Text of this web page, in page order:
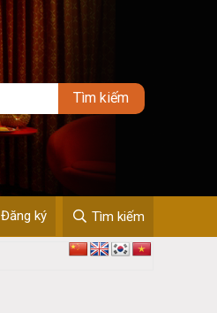
Đăng ký Tìm kiếm